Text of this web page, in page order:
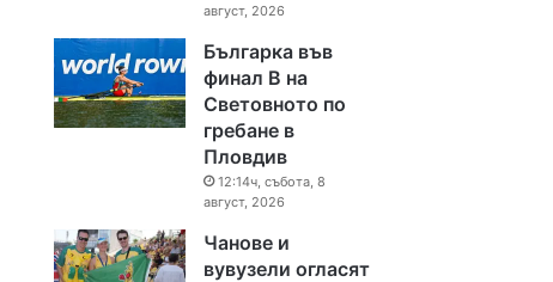
август, 2026
Българка във
финал B на
Световното по
гребане в
Пловдив
12:14ч, събота, 8
август, 2026
Чанове и
вувузели огласят